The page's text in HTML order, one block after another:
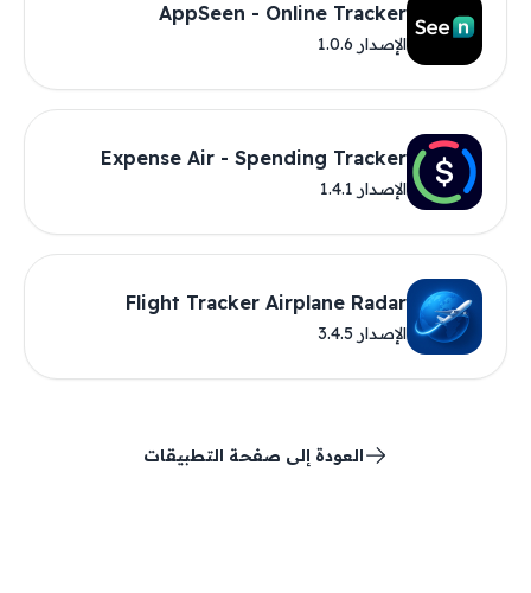
AppSeen - Online Tracker
الإصدار 1.0.6
Expense Air - Spending Tracker
الإصدار 1.4.1
Flight Tracker Airplane Radar
الإصدار 3.4.5
العودة إلى صفحة التطبيقات